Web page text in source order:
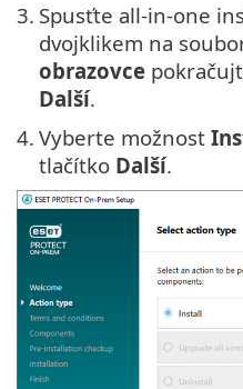
3. Spusťte all-in-one
dvojklikem na
obrazovce
Další.
4. Vyberte možnost
tlačítko Další.